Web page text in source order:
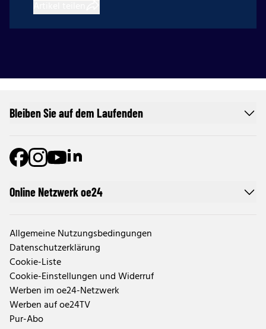
Online Netzwerk oe24
Allgemeine Nutzungsbedingungen
Datenschutzerklärung
Cookie-Liste
Cookie-Einstellungen und Widerruf
Werben im oe24-Netzwerk
Werben auf oe24TV
Pur-Abo
Bleiben Sie auf dem Laufenden